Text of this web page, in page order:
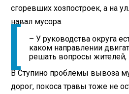
сгоревших хозпостроек, а на
навал мусора.
– У руководства округа
каком направлении
решать вопросы жителей,
В Ступино проблемы вывоза
дорог, покоса травы тоже не